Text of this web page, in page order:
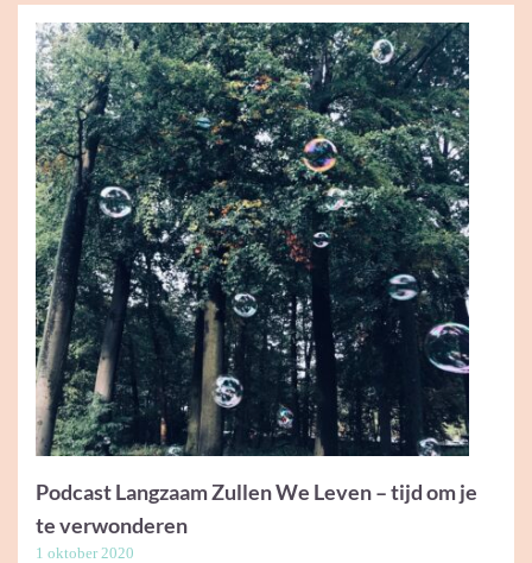
Podcast Langzaam Zullen We Leven – tijd om je
te verwonderen
1 oktober 2020